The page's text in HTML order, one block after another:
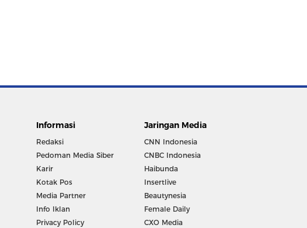
Informasi
Redaksi
Pedoman Media Siber
Karir
Kotak Pos
Media Partner
Info Iklan
Privacy Policy
Jaringan Media
CNN Indonesia
CNBC Indonesia
Haibunda
Insertlive
Beautynesia
Female Daily
CXO Media